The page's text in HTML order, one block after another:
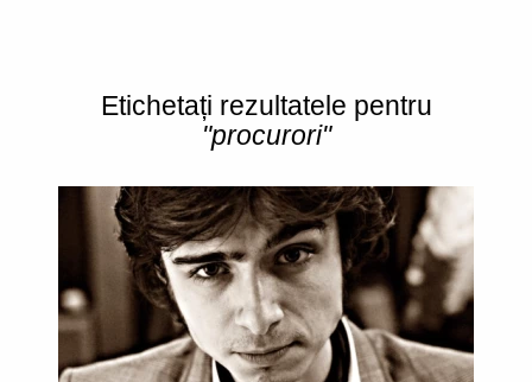
Etichetați rezultatele pentru
"procurori"